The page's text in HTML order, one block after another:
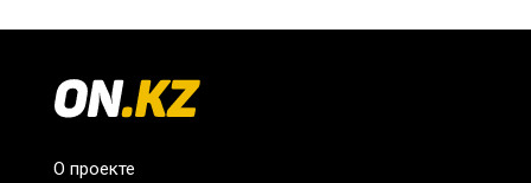
О проекте